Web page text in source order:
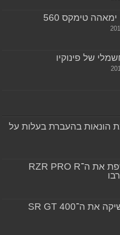
טימקס 560
של פינוקיו
הונאות בהעברת בעלות על
פולריס חושפת את ה־RZR PRO R
אפריליה משיקה את ה־SR GT 400